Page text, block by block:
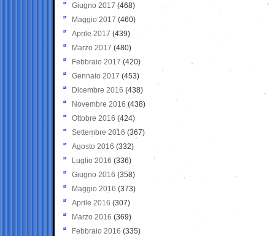
Giugno 2017 (468)
Maggio 2017 (460)
Aprile 2017 (439)
Marzo 2017 (480)
Febbraio 2017 (420)
Gennaio 2017 (453)
Dicembre 2016 (438)
Novembre 2016 (438)
Ottobre 2016 (424)
Settembre 2016 (367)
Agosto 2016 (332)
Luglio 2016 (336)
Giugno 2016 (358)
Maggio 2016 (373)
Aprile 2016 (307)
Marzo 2016 (369)
Febbraio 2016 (335)